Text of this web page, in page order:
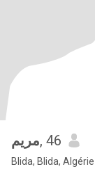
مريم, 46
Blida, Blida, Algérie